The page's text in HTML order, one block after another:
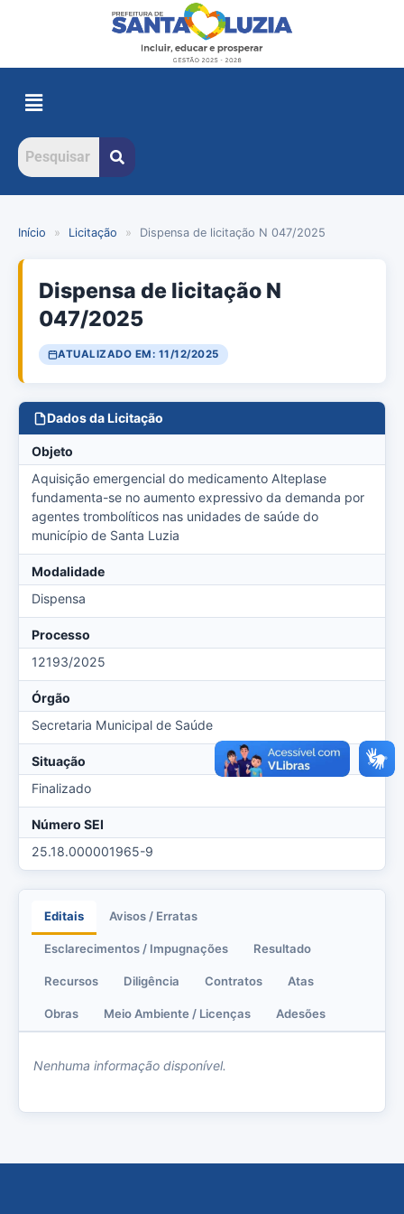
Início » Licitação » Dispensa de licitação N 047/2025
Dispensa de licitação N
047/2025
ATUALIZADO EM: 11/12/2025
Dados da Licitação
Objeto
Aquisição emergencial do medicamento Alteplase
fundamenta-se no aumento expressivo da demanda por
agentes trombolíticos nas unidades de saúde do
município de Santa Luzia
Modalidade
Dispensa
Processo
12193/2025
Órgão
Secretaria Municipal de Saúde
Situação
Finalizado
Número SEI
25.18.000001965-9
Editais Avisos / Erratas
Esclarecimentos / Impugnações Resultado
Recursos Diligência Contratos Atas
Obras Meio Ambiente / Licenças Adesões
Nenhuma informação disponível.